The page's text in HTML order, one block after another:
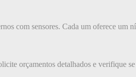
com sensores. Cada um oferece um
orçamentos detalhados e verifique